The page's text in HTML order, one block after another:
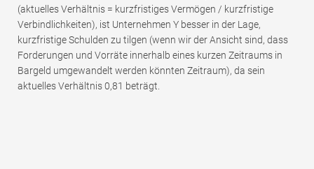
(aktuelles Verhältnis = kurzfristiges Vermögen / kurzfristige
Verbindlichkeiten), ist Unternehmen Y besser in der Lage,
kurzfristige Schulden zu tilgen (wenn wir der Ansicht sind, dass
Forderungen und Vorräte innerhalb eines kurzen Zeitraums in
Bargeld umgewandelt werden könnten Zeitraum), da sein
aktuelles Verhältnis 0,81 beträgt.